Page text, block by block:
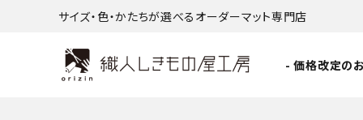
サイズ・色・かたちが選べるオーダーマット専門店
- 価格改定の